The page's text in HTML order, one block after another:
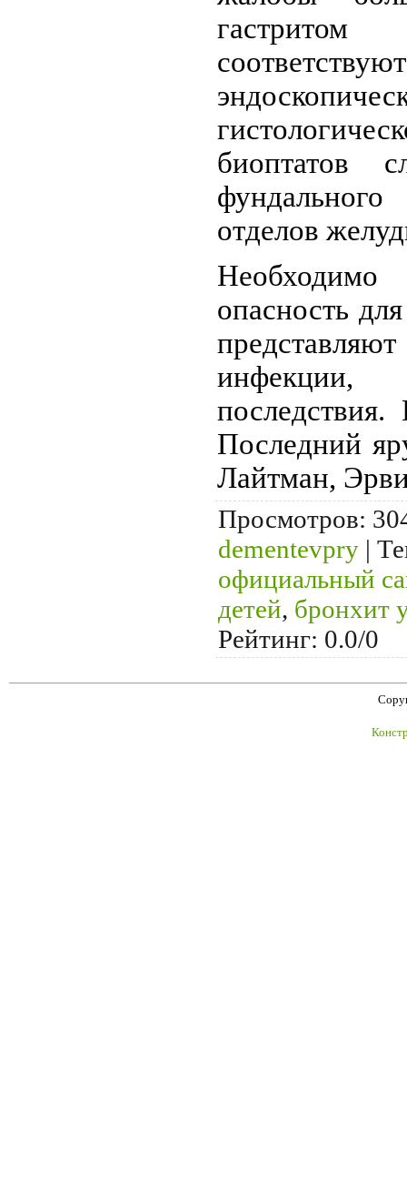
биоптатов
отделов
опасность
Последний
Лайтман,
Просмотров:
dementevpry |
официальный
детей, бронхит
Рейтинг: 0.0/0